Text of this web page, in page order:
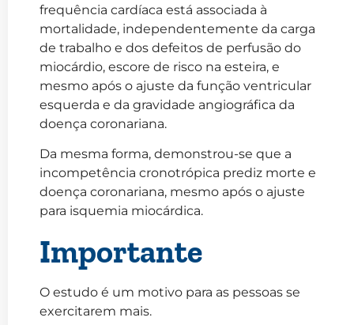
frequência cardíaca está associada à
mortalidade, independentemente da carga
de trabalho e dos defeitos de perfusão do
miocárdio, escore de risco na esteira, e
mesmo após o ajuste da função ventricular
esquerda e da gravidade angiográfica da
doença coronariana.
Da mesma forma, demonstrou-se que a
incompetência cronotrópica prediz morte e
doença coronariana, mesmo após o ajuste
para isquemia miocárdica.
Importante
O estudo é um motivo para as pessoas se
exercitarem mais.